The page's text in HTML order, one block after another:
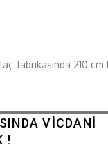
fabrikasında 210
VİCDANİ
!